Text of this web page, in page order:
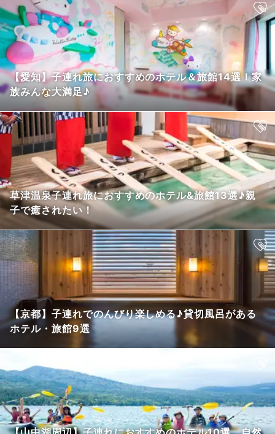
【愛知】子連れ旅におすすめのホテル＆旅館14選！家
族みんな大満足♪
草津温泉子連れ旅におすすめのホテル&旅館13選♪親
子で癒されたい！
【京都】子連れでのんびり楽しめる♪貸切風呂がある
ホテル・旅館9選